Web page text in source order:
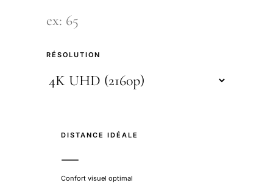
RÉSOLUTION
DISTANCE IDÉALE
—
Confort visuel optimal